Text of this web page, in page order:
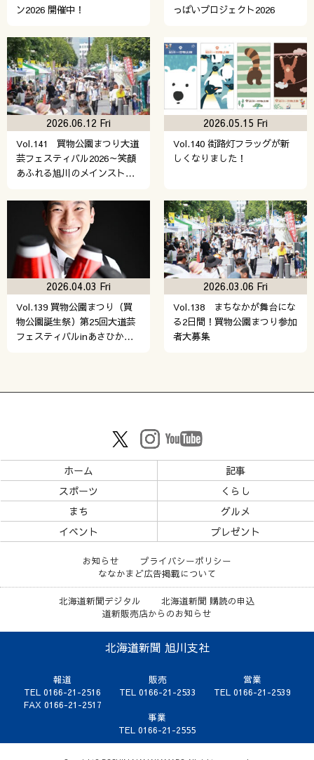
ン2026 開催中！
っぱいプロジェクト2026
Vol.141 買物公園まつり大道
芸フェスティバル2026～笑顔
あふれる旭川のメインスト…
2026.06.12 Fri
Vol.140 街路灯フラッグが新
しくなりました！
2026.05.15 Fri
Vol.139 買物公園まつり（買
物公園誕生祭）第25回大道芸
フェスティバルinあさひか…
2026.04.03 Fri
Vol.138 まちなかが舞台にな
る2日間！買物公園まつり参加
者大募集
2026.03.06 Fri
ホーム
記事
スポーツ
くらし
まち
グルメ
イベント
プレゼント
お知らせ
プライバシーポリシー
ななかまど広告掲載について
北海道新聞デジタル
北海道新聞 購読の申込
道新販売店からのお知らせ
北海道新聞 旭川支社
報道
TEL 0166-21-2516
FAX 0166-21-2517
販売
TEL 0166-21-2533
営業
TEL 0166-21-2539
事業
TEL 0166-21-2555